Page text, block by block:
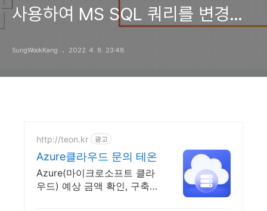
사용하여 MS SQL 쿼리를 변경
SungWookKang 2022. 4. 8. 23:48
http://teon.kr 광고
Azure클라우드 문의 테온
Azure(마이크로소프트 클라
우드) 예상 금액 확인, 구축